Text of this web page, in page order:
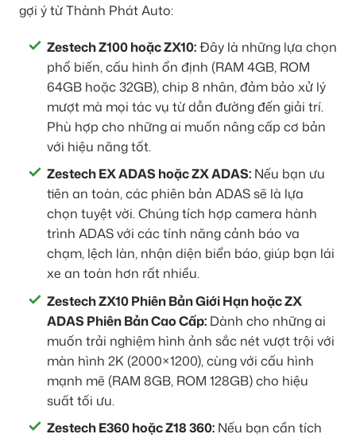
gợi ý từ Thành Phát Auto:
Zestech Z100 hoặc ZX10:Đây là những lựa chọn
phổ biến, cấu hình ổn định (RAM 4GB, ROM
64GB hoặc 32GB), chip 8 nhân, đảm bảo xử lý
mượt mà mọi tác vụ từ dẫn đường đến giải trí.
Phù hợp cho những ai muốn nâng cấp cơ bản
với hiệu năng tốt.
Zestech EX ADAS hoặc ZX ADAS: Nếu bạn ưu
tiên an toàn, các phiên bản ADAS sẽ là lựa
chọn tuyệt vời. Chúng tích hợp camera hành
trình ADAS với các tính năng cảnh báo va
chạm, lệch làn, nhận diện biển báo, giúp bạn lái
xe an toàn hơn rất nhiều.
Zestech ZX10 Phiên Bản Giới Hạn hoặc ZX
ADAS Phiên Bản Cao Cấp: Dành cho những ai
muốn trải nghiệm hình ảnh sắc nét vượt trội với
màn hình 2K (2000×1200), cùng với cấu hình
mạnh mẽ (RAM 8GB, ROM 128GB) cho hiệu
suất tối ưu.
Zestech E360 hoặc Z18 360: Nếu bạn cần tích